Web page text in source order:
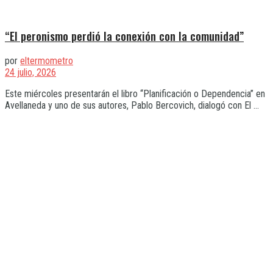
“El peronismo perdió la conexión con la comunidad”
por eltermometro
24 julio, 2026
Este miércoles presentarán el libro “Planificación o Dependencia” en
Avellaneda y uno de sus autores, Pablo Bercovich, dialogó con El ...